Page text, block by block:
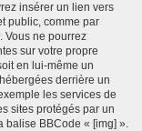
insérer un lien vers
public, comme par
Vous ne pourrez
sur votre propre
en lui-même un
derrière un
les services de
sites protégés par un
balise BBCode « [img] ».